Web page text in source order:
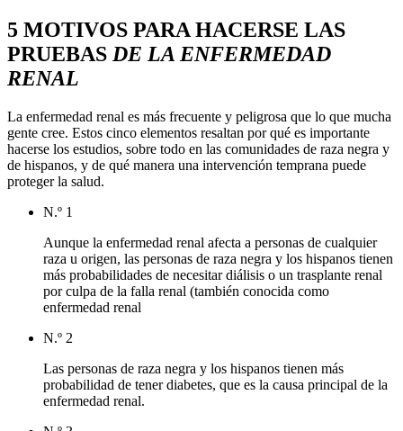
5 MOTIVOS PARA HACERSE LAS
PRUEBAS DE LA ENFERMEDAD
RENAL
La enfermedad renal es más frecuente y peligrosa que lo que mucha
gente cree. Estos cinco elementos resaltan por qué es importante
hacerse los estudios, sobre todo en las comunidades de raza negra y
de hispanos, y de qué manera una intervención temprana puede
proteger la salud.
N.º 1
Aunque la enfermedad renal afecta a personas de cualquier
raza u origen, las personas de raza negra y los hispanos tienen
más probabilidades de necesitar diálisis o un trasplante renal
por culpa de la falla renal (también conocida como
enfermedad renal
N.º 2
Las personas de raza negra y los hispanos tienen más
probabilidad de tener diabetes, que es la causa principal de la
enfermedad renal.